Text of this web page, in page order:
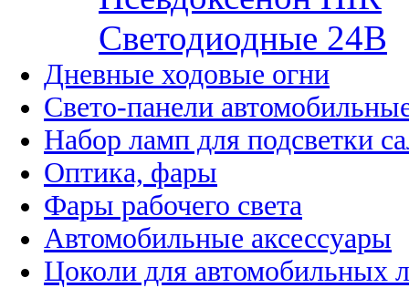
Cветодиодные 24B
Дневные ходовые огни
Свето-панели
Набор ламп для подсветки
Оптика, фары
Фары рабочего света
Автомобильные аксессуары
Цоколи для автомобильных